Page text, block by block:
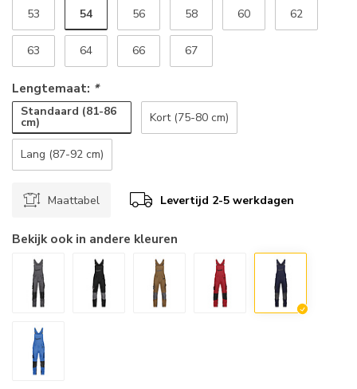
53 54 56 58 60 62
63 64 66 67
Lengtemaat: *
Standaard (81-86
cm) Kort (75-80 cm)
Lang (87-92 cm)
Maattabel Levertijd 2-5 werkdagen
Bekijk ook in andere kleuren